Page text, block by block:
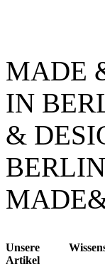
MADE
IN
&
BERLIN
Unsere
Artikel